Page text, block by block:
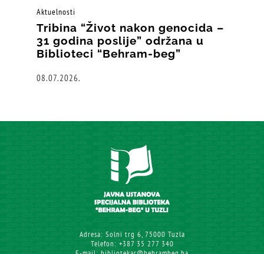
Aktuelnosti
Tribina “Život nakon genocida –
31 godina poslije” održana u
Biblioteci “Behram-beg”
08.07.2026.
Adresa: Solni trg 6, 75000 Tuzla
Telefon: +387 35 277 340